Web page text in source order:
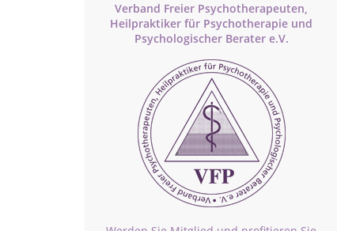
Verband Freier Psychotherapeuten,
Heilpraktiker für Psychotherapie und
Psychologischer Berater e.V.